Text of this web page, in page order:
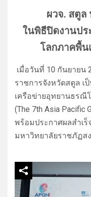
ผวจ. สตูล
ในพิธีปิดงานป
โลกภาคพื้น
เมื่อวันที่ 10 กันยายน
ราชการจังหวัดสตูล เ
เครือข่ายอุทยานธรณี
(The 7th Asia Pacific
พร้อมประกาศผลสำเ
มหาวิทยาลัยราชภัฏส